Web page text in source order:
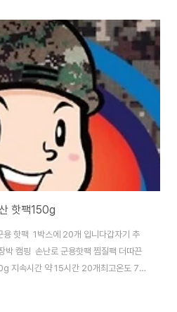
겨울 야외활동🏂 골프, 스키, 보드 등 레
업장🧘‍♂️ 근육통·뼈 시림 완화용 찜질팩
용 핫팩 / 붙이는 핫팩 / 손난로중량: 약
70°C평균온도: ..
핫팩150g
용 핫팩 1박스에 20개 입니다갑자기 추
박 캠핑 손난로 군용핫팩 찜질팩 더따끈
지속시간 약 15시간 20개최고온도 70
!제품구매사이트